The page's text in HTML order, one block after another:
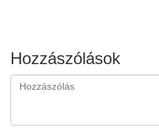
Hozzászólások